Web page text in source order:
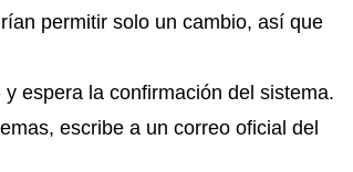
permitir solo un cambio, así que
espera la confirmación del sistema.
escribe a un correo oficial del